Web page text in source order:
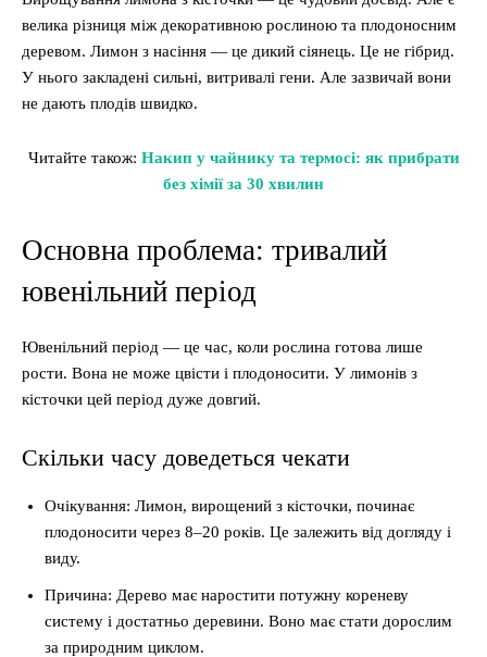
велика різниця між декоративною рослиною та плодоносним
деревом. Лимон з насіння — це дикий сіянець. Це не гібрид.
У нього закладені сильні, витривалі гени. Але зазвичай вони
не дають плодів швидко.
Читайте також: Накип у чайнику та термосі: як прибрати
без хімії за 30 хвилин
Основна проблема: тривалий
ювенільний період
Ювенільний період — це час, коли рослина готова лише
рости. Вона не може цвісти і плодоносити. У лимонів з
кісточки цей період дуже довгий.
Скільки часу доведеться чекати
Очікування: Лимон, вирощений з кісточки, починає
плодоносити через 8–20 років. Це залежить від догляду і
виду.
Причина: Дерево має наростити потужну кореневу
систему і достатньо деревини. Воно має стати дорослим
за природним циклом.